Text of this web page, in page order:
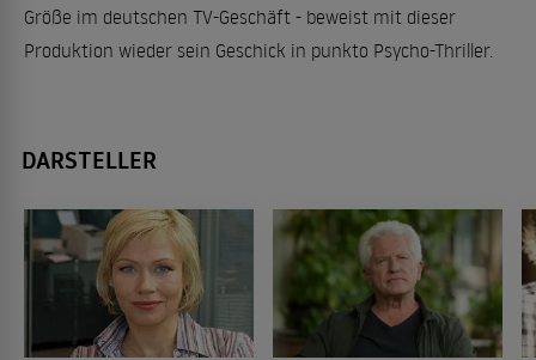
Größe im deutschen TV-Geschäft - beweist mit dieser
Produktion wieder sein Geschick in punkto Psycho-Thriller.
DARSTELLER